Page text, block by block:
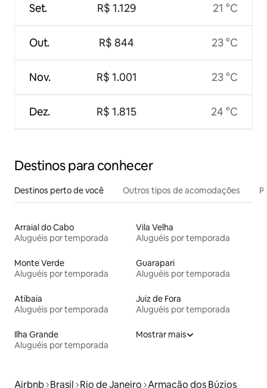
Set.
Out.
Nov.
Dez.
R$ 1.129
R$ 844
R$ 1.001
R$ 1.815
21 °C
23 °C
23 °C
24 °C
Destinos para conhecer
Destinos perto de você Outros tipos de acomodações
Arraial do Cabo
Aluguéis por temporada
Vila Velha
Aluguéis por temporada
Monte Verde
Aluguéis por temporada
Guarapari
Aluguéis por temporada
Atibaia
Aluguéis por temporada
Juiz de Fora
Aluguéis por temporada
Ilha Grande
Aluguéis por temporada
Mostrar mais
Airbnb Brasil Rio de Janeiro Armação dos Búzios